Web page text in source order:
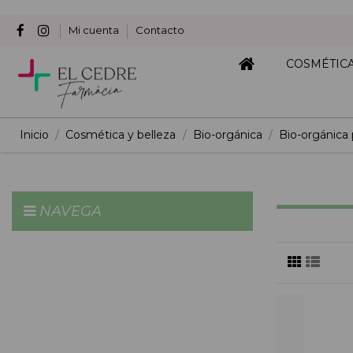
Mi cuenta Contacto
Inicio Cosmética y belleza Bio-orgánica Bio-orgánica
NAVEGA